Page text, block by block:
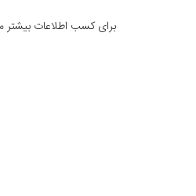
برای کسب اطلاعات بیشتر